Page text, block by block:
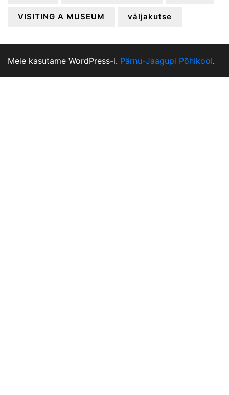
VISITING A MUSEUM väljakutse
Meie kasutame WordPress-i. Pärnu-Jaagupi Põhikool.